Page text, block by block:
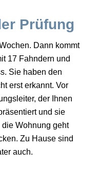
Prüfung
Dann kommt
17 Fahndern und
Sie haben den
erst erkannt. Vor
der Ihnen
und sie
Wohnung geht
Zu Hause sind
auch.